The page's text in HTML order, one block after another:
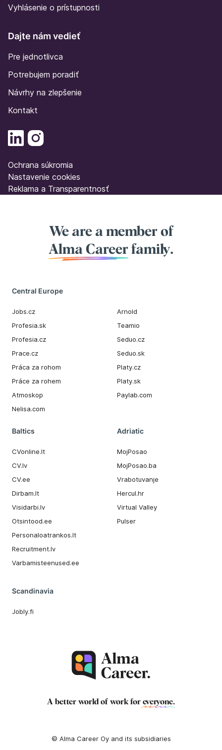
Vyhlásenie o prístupnosti
Dajte nám vedieť
Pre jednotlivca
Potrebujem poradiť
Návrhy na zlepšenie
Kontakt
Ochrana súkromia
Nastavenie cookies
Reklama a Transparentnosť
We are a member of
Alma Career family.
Central Europe
Jobs.cz
Profesia.sk
Profesia.cz
Prace.cz
Práca za rohom
Práce za rohem
Atmoskop
Nelisa.com
Arnold
Teamio
Seduo.cz
Seduo.sk
Platy.cz
Platy.sk
Paylab.com
Baltics
CVonline.lt
CV.lv
CV.ee
Dirbam.It
Visidarbi.lv
Otsintood.ee
Personaloatrankos.lt
Recruitment.lv
Varbamisteenused.ee
Adriatic
MojPosao
MojPosao.ba
Vrabotuvanje
Hercul.hr
Virtual Valley
Pulser
Scandinavia
Jobly.fi
A better world of work for everyone.
© Alma Career Oy and its subsidiaries